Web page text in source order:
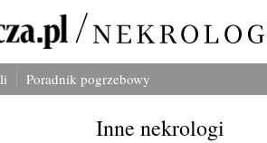
Poradnik pogrzebowy
Inne nekrologi